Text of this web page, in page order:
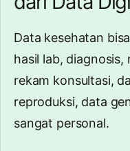
Data kesehatan
hasil lab,
rekam konsultasi,
reproduksi, data
sangat personal.